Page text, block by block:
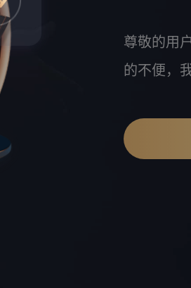
尊敬的用
的不便，